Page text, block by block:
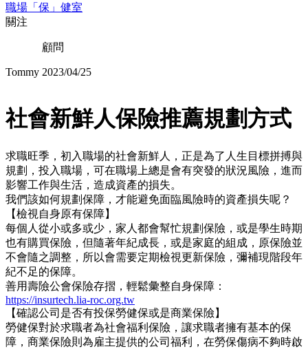
職場「保」健室
關注
Tommy
顧問
2023/04/25
社會新鮮人保險推薦規劃方式
求職旺季，初入職場的社會新鮮人，正是為了人生目標拼搏與
規劃，投入職場，可在職場上總是會有突發的狀況風險，進而
影響工作與生活，造成資產的損失。
我們該如何規劃保障，才能避免面臨風險時的資產損失呢？
【檢視自身原有保障】
每個人從小或多或少，家人都會幫忙規劃保險，或是學生時期
也有購買保險，但隨著年紀成長，或是家庭的組成，原保險並
不會隨之調整，所以會需要定期檢視更新保險，彌補現階段年
紀不足的保障。
善用壽險公會保險存摺，輕鬆彙整自身保障：
https://insurtech.lia-roc.org.tw
【確認公司是否有投保勞健保或是商業保險】
勞健保對於求職者為社會福利保險，讓求職者擁有基本的保
障，商業保險則為雇主提供的公司福利，在勞保傷病不夠時啟